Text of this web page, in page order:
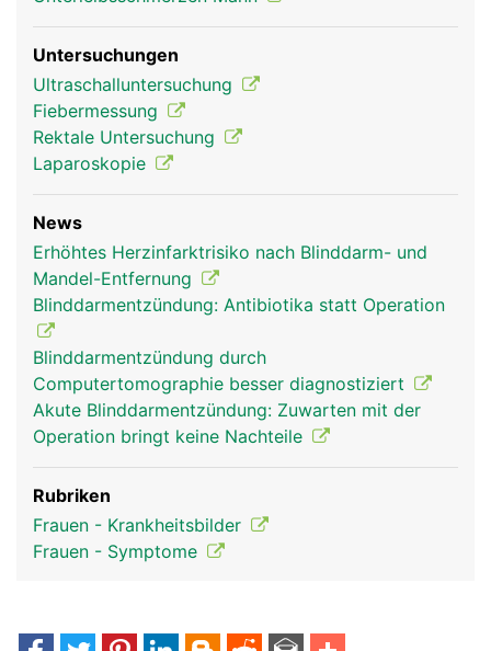
Untersuchungen
Ultraschalluntersuchung
Fiebermessung
Rektale Untersuchung
Laparoskopie
News
Erhöhtes Herzinfarktrisiko nach Blinddarm- und
Mandel-Entfernung
Blinddarmentzündung: Antibiotika statt Operation
Blinddarmentzündung durch
Computertomographie besser diagnostiziert
Akute Blinddarmentzündung: Zuwarten mit der
Operation bringt keine Nachteile
Rubriken
Frauen - Krankheitsbilder
Frauen - Symptome